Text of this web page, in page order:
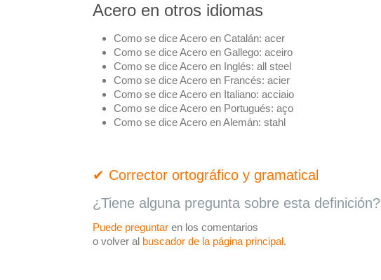
Acero en otros idiomas
Como se dice Acero en Catalán: acer
Como se dice Acero en Gallego: aceiro
Como se dice Acero en Inglés: all steel
Como se dice Acero en Francés: acier
Como se dice Acero en Italiano: acciaio
Como se dice Acero en Portugués: aço
Como se dice Acero en Alemán: stahl
✔ Corrector ortográfico y gramatical
¿Tiene alguna pregunta sobre esta definición?
Puede preguntar en los comentarios
o volver al buscador de la página principal.